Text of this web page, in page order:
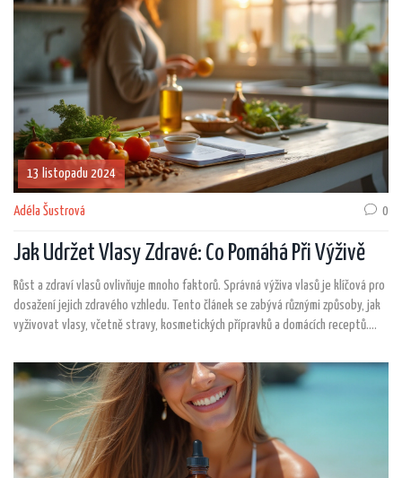
13 listopadu 2024
Adéla Šustrová 0
Jak Udržet Vlasy Zdravé: Co Pomáhá Při Výživě
Růst a zdraví vlasů ovlivňuje mnoho faktorů. Správná výživa vlasů je klíčová pro
dosažení jejich zdravého vzhledu. Tento článek se zabývá různými způsoby, jak
vyživovat vlasy, včetně stravy, kosmetických přípravků a domácích receptů.